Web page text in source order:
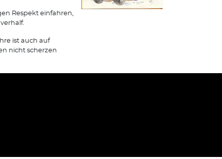
Respekt einfahren,
ist auch auf
nicht scherzen